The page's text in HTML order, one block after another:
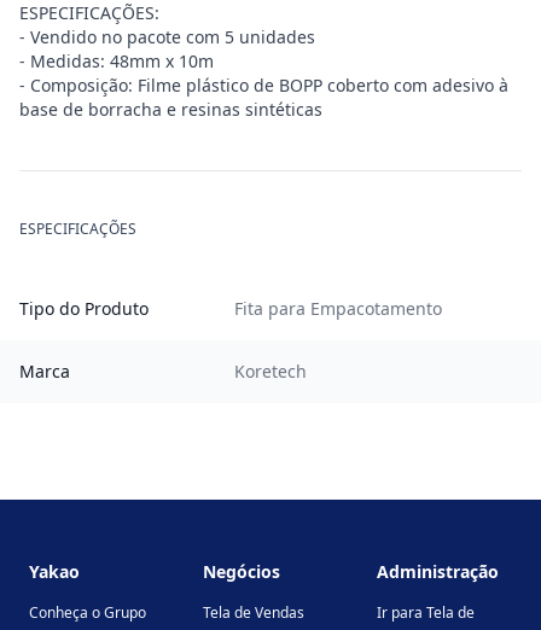
ESPECIFICAÇÕES:
- Vendido no pacote com 5 unidades
- Medidas: 48mm x 10m
- Composição: Filme plástico de BOPP coberto com adesivo à
base de borracha e resinas sintéticas
ESPECIFICAÇÕES
Tipo do Produto Fita para Empacotamento
Marca Koretech
Yakao
Conheça o Grupo
Negócios
Tela de Vendas
Administração
Ir para Tela de